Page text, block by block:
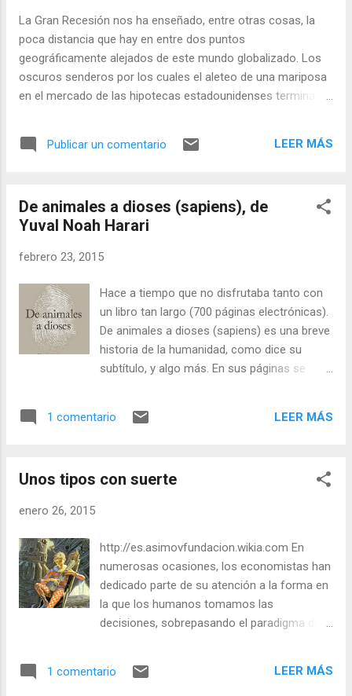
coordinadores de la obra, Raúl Compés y Juan Sebastián
Castillo , que han sabido ordenar una larga colección de
temas de enorme interés, tanto para el que no conoce el
tema como, creo, para el profesional del ...
La Gran Recesión nos ha enseñado, entre otras cosas, la
poca distancia que hay en entre dos puntos
geográficamente alejados de este mundo globalizado. Los
oscuros senderos por los cuales el aleteo de una mariposa
en el mercado de las hipotecas estadounidenses termina
escudarnos en el desconocimiento para escurrir nuestras
sumamente peligroso que es el principio too big to fall , por
los perversos incentivos que produce en los gestores de
en la creencia que mientras haya beneficios estos serán
privados y, cuando las pérdidas sean alarmantes, se
socializarán… Obviamente, el riesgo de ser acusado de
administración desleal o de estafa individual existe, y se
paga convenientemente con un sobre salario que ayuda a...
Publicar un comentario LEER MÁS
De animales a dioses (sapiens), de
Yuval Noah Harari
febrero 23, 2015
Hace a tiempo que no disfrutaba tanto con
un libro tan largo (700 páginas electrónicas).
De animales a dioses (sapiens) es una breve
historia de la humanidad, como dice su
subtítulo, y algo más. En sus páginas se
misma, sobre la felicidad y si ésta es un
encontrarnos a Frankenstein, codeándose
se suceden los argumentos sugerentes y
una forma de narrar tan franca que se
acerca en ocasiones al cinismo. Desde
luego, un creyente (en cualquier religión,
incluso en las que no tienen dioses) se
disgusto. Hariri no escribe para quedar bien,
1 comentario LEER MÁS
Unos tipos con suerte
enero 26, 2015
http://es.asimovfundacion.wikia.com En
numerosas ocasiones, los economistas han
dedicado parte de su atención a la forma en
la que los humanos tomamos las
decisiones, sobrepasando el paradigma del
negros y en el de la más pura realidad, o sea,
1 comentario LEER MÁS